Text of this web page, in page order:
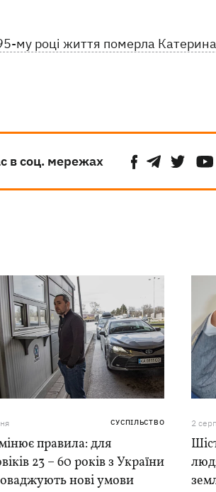
му році життя померла
в соц. мережах
СУСПІЛЬСТВО
правила: для
23 – 60 років з України
нові умови
2